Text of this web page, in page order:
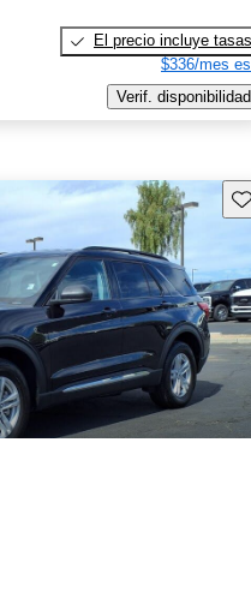
El precio incluye tasas
$336/mes
Verif. disponibilidad